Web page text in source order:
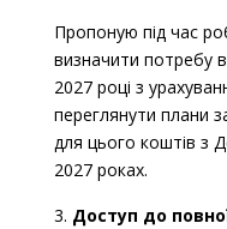
Пропоную під час
визначити потребу
2027 році з
переглянути плани
для цього коштів з
2027 роках.
Доступ до